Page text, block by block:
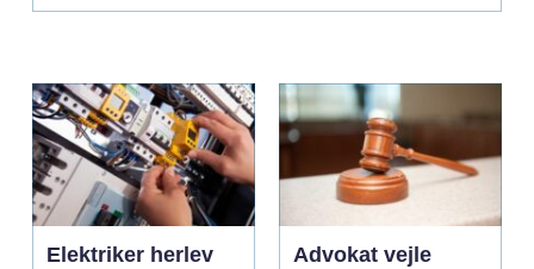
Elektriker herlev
Advokat vejle